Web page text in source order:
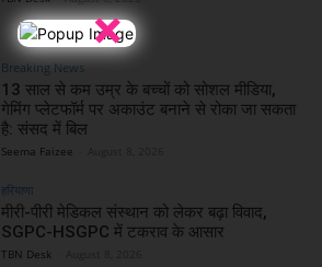
×
Breaking News
13 साल से कम उम्र के बच्चों को सोशल मीडिया,
गेमिंग प्लेटफॉर्म पर अकाउंट बनाने से रोका जा सकता
है: संसद में बिल
Seema Faizee
हरियाणा
मीरी-पीरी मेडिकल संस्थान को लेकर बढ़ा विवाद,
SGPC-HSGPC में टकराव के आसार
TBN Desk